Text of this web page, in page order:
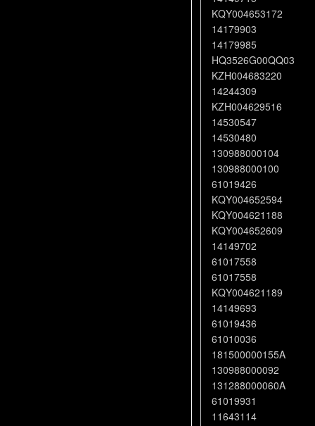
KQY004653172
14179903
14179985
HQ3526G00QQ03
KZH004683220
14244309
KZH004629516
14530547
14530480
130988000104
130988000100
61019426
KQY004652594
KQY004621188
KQY004652609
14149702
61017558
61017558
KQY004621189
14149693
61019436
61010036
181500000155A
130988000092
131288000060A
61019931
11643114